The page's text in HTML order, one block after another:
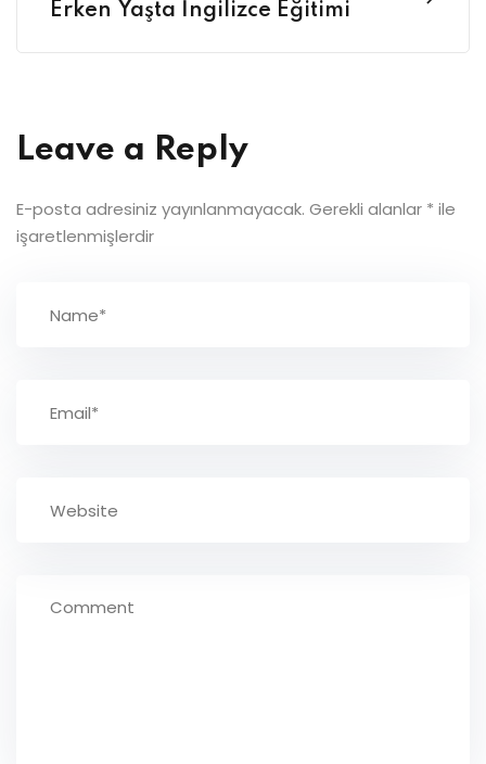
Erken Yaşta İngilizce Eğitimi
Leave a Reply
E-posta adresiniz yayınlanmayacak. Gerekli alanlar * ile
işaretlenmişlerdir